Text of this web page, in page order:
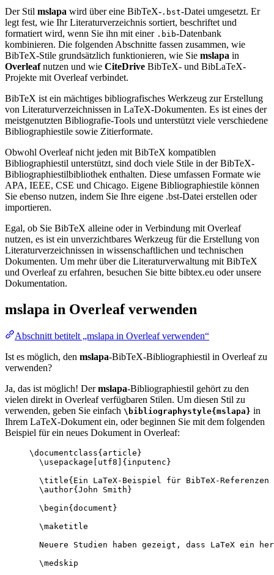
Der Stil mslapa wird über eine BibTeX- .bst-Datei umgesetzt. Er
legt fest, wie Ihr Literaturverzeichnis sortiert, beschriftet und
formatiert wird, wenn Sie ihn mit einer .bib-Datenbank
kombinieren. Die folgenden Abschnitte fassen zusammen, wie
BibTeX-Stile grundsätzlich funktionieren, wie Sie mslapa in
Overleafnutzen und wie CiteDrive BibTeX- und BibLaTeX-
Projekte mit Overleaf verbindet.
BibTeX ist ein mächtiges bibliografisches Werkzeug zur Erstellung
von Literaturverzeichnissen in LaTeX-Dokumenten. Es ist eines der
meistgenutzten Bibliografie-Tools und unterstützt viele verschiedene
Bibliographiestile sowie Zitierformate.
Obwohl Overleaf nicht jeden mit BibTeX kompatiblen
Bibliographiestil unterstützt, sind doch viele Stile in der BibTeX-
Bibliographiestilbibliothek enthalten. Diese umfassen Formate wie
APA, IEEE, CSE und Chicago. Eigene Bibliographiestile können
Sie ebenso nutzen, indem Sie Ihre eigene .bst-Datei erstellen oder
importieren.
Egal, ob Sie BibTeX alleine oder in Verbindung mit Overleaf
nutzen, es ist ein unverzichtbares Werkzeug für die Erstellung von
Literaturverzeichnissen in wissenschaftlichen und technischen
Dokumenten. Um mehr über die Literaturverwaltung mit BibTeX
und Overleaf zu erfahren, besuchen Sie bitte bibtex.eu oder unsere
Dokumentation.
mslapa in Overleaf verwenden
Abschnitt betitelt „mslapa in Overleaf verwenden“
Ist es möglich, den mslapa-BibTeX-Bibliographiestil in Overleaf zu
verwenden?
Ja, das ist möglich! Dermslapa-Bibliographiestil gehört zu den
vielen direkt in Overleaf verfügbaren Stilen. Um diesen Stil zu
verwenden, geben Sie einfach \bibliographystyle{mslapa} in
Ihrem LaTeX-Dokument ein, oder beginnen Sie mit dem folgenden
Beispiel für ein neues Dokument in Overleaf:
\documentclass{ article }
\usepackage
utf8 ]{ inputenc }
\title{Ein LaTeX-Beispiel für BibTeX-
\author{John Smith}
\begin{ document }
\maketitle
Neuere Studien haben gezeigt, dass LaTeX ein
\medskip